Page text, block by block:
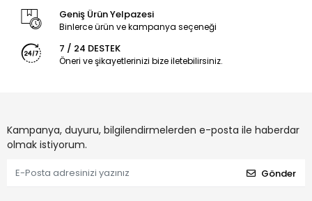
Geniş Ürün Yelpazesi
Binlerce ürün ve kampanya seçeneği
7 / 24 DESTEK
Öneri ve şikayetlerinizi bize iletebilirsiniz.
Kampanya, duyuru, bilgilendirmelerden e-posta ile haberdar
olmak istiyorum.
Gönder